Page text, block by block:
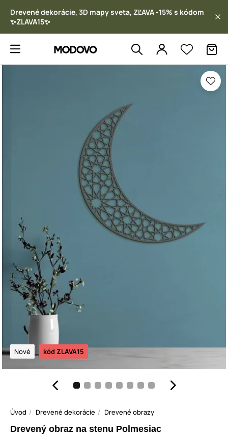
Drevené dekorácie, 3D mapy sveta, ZĽAVA -15% s kódom
✨ZLAVA15✨
Nové kód ZLAVA15
Úvod Drevené dekorácie Drevené obrazy
Drevený obraz na stenu Polmesiac